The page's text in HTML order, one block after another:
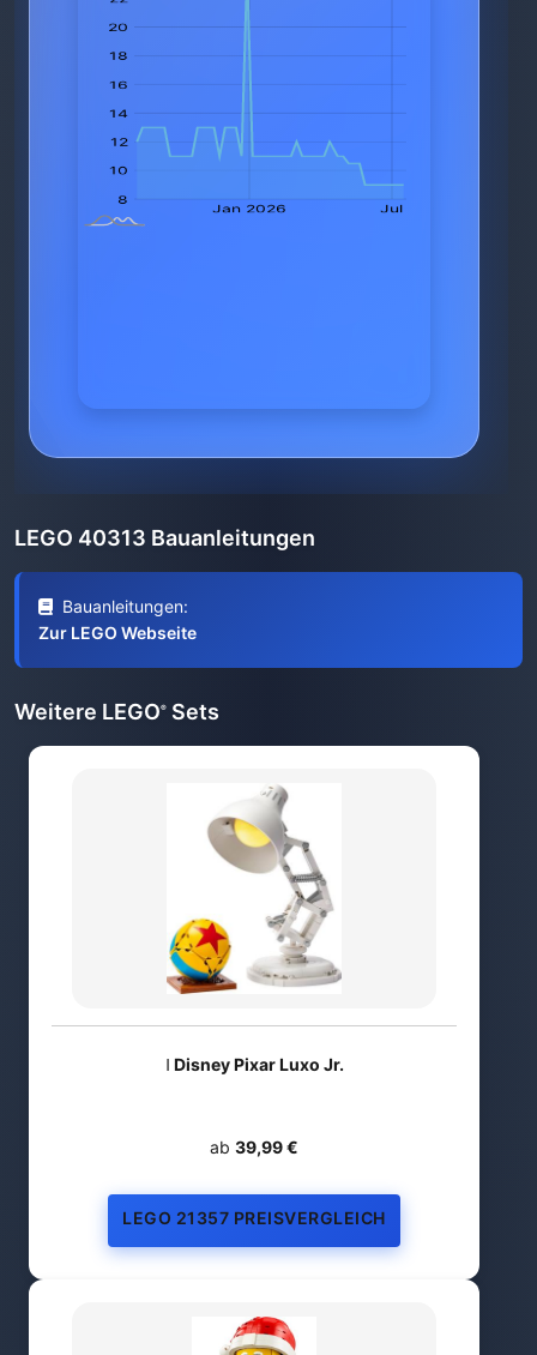
LEGO 40313 Bauanleitungen
Bauanleitungen:
Zur LEGO Webseite
Weitere LEGO® Sets
ǀ Disney Pixar Luxo Jr.
ab 39,99 €
LEGO 21357 PREISVERGLEICH